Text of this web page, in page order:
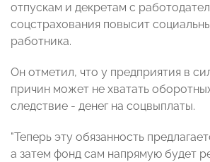
отпускам и декретам с
соцстрахования повысит
работника.
Он отметил, что у предприятия в
причин может не хватать
следствие - денег на соцвыплаты.
"Теперь эту обязанность
а затем фонд сам напрямую будет